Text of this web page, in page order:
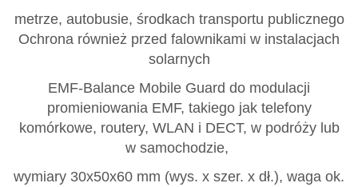
metrze, autobusie, środkach transportu publicznego
Ochrona również przed falownikami w instalacjach
solarnych
EMF-Balance Mobile Guard do modulacji
promieniowania EMF, takiego jak telefony
komórkowe, routery, WLAN i DECT, w podróży lub
w samochodzie,
wymiary 30x50x60 mm (wys. x szer. x dł.), waga ok.